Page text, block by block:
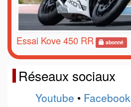
Essai Kove 450 RR abonné
Réseaux sociaux
Youtube • Facebook